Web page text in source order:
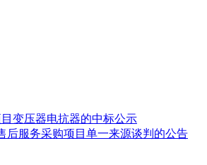
变压器电抗器的中标公示
后服务采购项目单一来源谈判的公告